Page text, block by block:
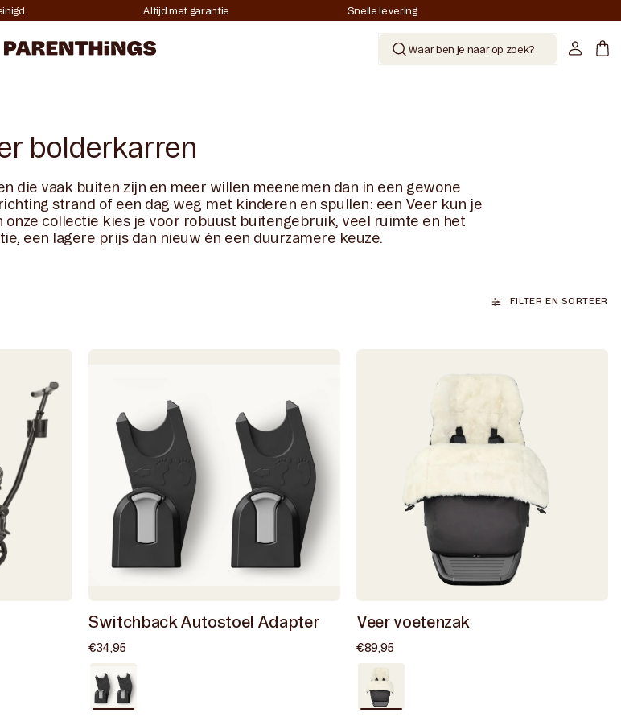
Altijd met garantie Snelle levering
Waar ben je naar op zoek? Account
Mand
bolderkarren
die vaak buiten zijn en meer willen meenemen dan in een gewone
strand of een dag weg met kinderen en spullen: een Veer kun je
collectie kies je voor robuust buitengebruik, veel ruimte en het
een lagere prijs dan nieuw én een duurzamere keuze.
FILTER EN SORTEER
Switchback Autostoel Adapter
Normale
€34,95
Zeer
goed
Veer voetenzak
Normale
prijs
€89,95
Zeer
goed